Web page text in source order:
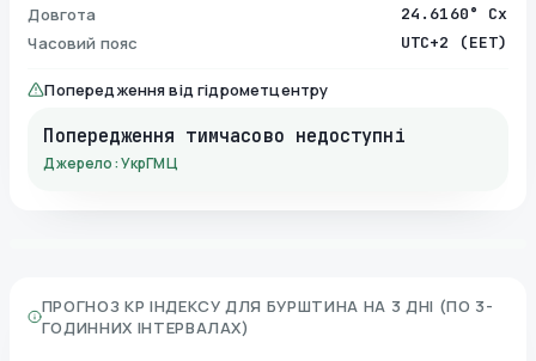
Довгота 24.6160° Сх
Часовий пояс UTC+2 (EET)
Попередження від гідрометцентру
Попередження тимчасово недоступні
Джерело: УкрГМЦ
ПРОГНОЗ KP ІНДЕКСУ ДЛЯ БУРШТИНА НА 3 ДНІ (ПО 3-
ГОДИННИХ ІНТЕРВАЛАХ)